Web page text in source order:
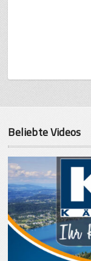
Beliebte Videos